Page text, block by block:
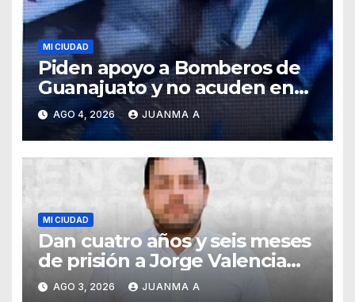
MI CIUDAD
Piden apoyo a Bomberos de
Guanajuato y no acuden en
auxilio de capitalinos ante
fuerte lluvia
AGO 4, 2026 JUANMA A
MI CIUDAD
Dan cuatro años y seis meses
de prisión a Jorge Valencia
Gallo por el delito de cohecho
AGO 3, 2026 JUANMA A